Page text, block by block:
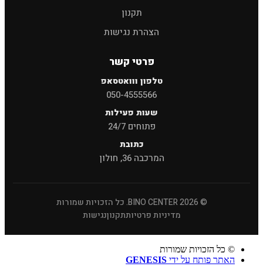
תקנון
הצהרת נגישות
פרטי קשר
טלפון ווואטסאפ
050-4555566
שעות פעילות
פתוחים 24/7
כתובת
המרכבה 36, חולון
© 2026 BINO CENTER. כל הזכויות שמורות
מדיניות פרטיותתקנוןנגישות
© כל הזכויות שמורות
האתר פותח על ידי GENESIS